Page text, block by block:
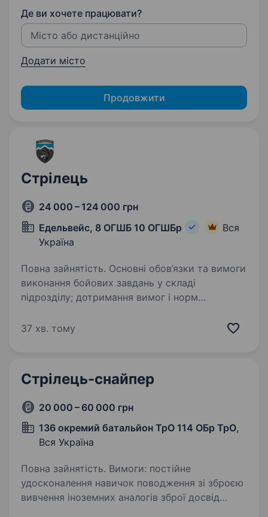
Де ви хочете працювати?
Додати місто
Продовжити
Стрілець
24 000 – 124 000 грн
Едельвейс, 8 ОГШБ 10 ОГШБр
Вся
Україна
Повна зайнятість. Основні обов’язки та вимоги
виконання бойових завдань у складі
підрозділу; дотримання вимог і норм
за справність і підтримання в бойовій
37 хв. тому
Стрілець-снайпер
20 000 – 60 000 грн
136 окремий батальйон ТрО 114 ОБр ТрО,
Вся Україна
Повна зайнятість. Вимоги: постійне
удосконалення навичок поводження зі зброєю
вивчення іноземних аналогів зброї досвід